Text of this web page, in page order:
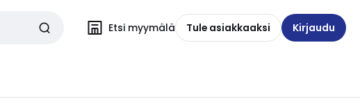
Etsi myymälä Tule asiakkaaksi Kirjaudu